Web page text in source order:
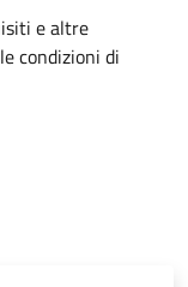
e altre
condizioni di